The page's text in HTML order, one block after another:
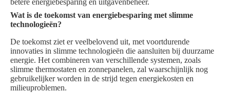
betere energiebesparing en uitgavenbeheer.
Wat is de toekomst van energiebesparing met slimme
technologieën?
De toekomst ziet er veelbelovend uit, met voortdurende
innovaties in slimme technologieën die aansluiten bij duurzame
energie. Het combineren van verschillende systemen, zoals
slimme thermostaten en zonnepanelen, zal waarschijnlijk nog
gebruikelijker worden in de strijd tegen energiekosten en
milieuproblemen.